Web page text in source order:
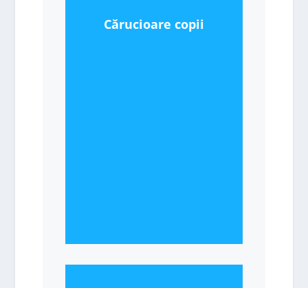
Cărucioare copii